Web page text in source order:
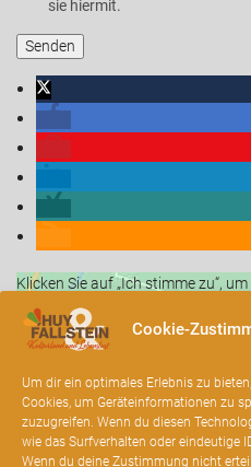
Cookie-
Um dir ein optimales Erlebnis zu
Cookies, um Geräteinformationen zu
zuzugreifen. Wenn du diesen
wie das Surfverhalten oder eindeutige
Wenn du deine Zustimmung nicht
sie hiermit.
Klicken Sie auf „Ich stimme zu“,
Cookie-Richtlinie
Ich stimme zu